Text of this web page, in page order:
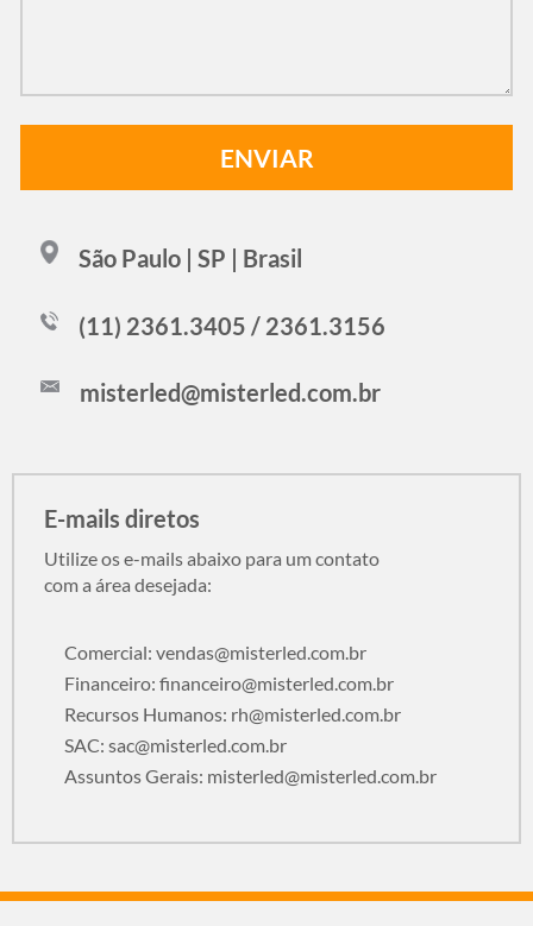
São Paulo | SP | Brasil
(11) 2361.3405 / 2361.3156
misterled@misterled.com.br
E-mails diretos
Utilize os e-mails abaixo para um contato
com a área desejada:
Comercial: vendas@misterled.com.br
Financeiro: financeiro@misterled.com.br
Recursos Humanos: rh@misterled.com.br
SAC: sac@misterled.com.br
Assuntos Gerais: misterled@misterled.com.br